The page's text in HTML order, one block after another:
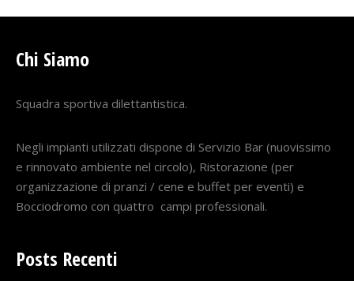
Chi Siamo
Squadra sportiva dilettantistica.
Negli impianti utilizzati dispone di Servizio Bar (nuovissimo
e rinnovato ambiente nel circolo), Ristorazione (per
organizzazione di pranzi / cene e buffet per eventi) e
Bocciodromo con quattro campi professionali.
Posts Recenti